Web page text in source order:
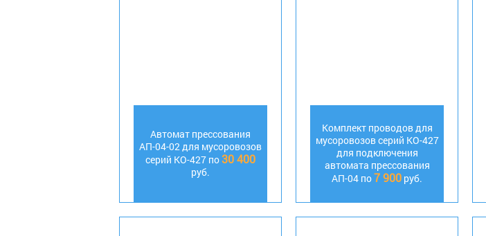
Автомат прессования
АП-04-02 для мусоровозов
серий КО-427 по30 400
руб.
Комплект проводов для
мусоровозов серий КО-427
для подключения
автомата прессования
АП-04 по7 900 руб.